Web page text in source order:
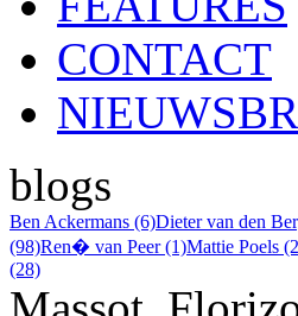
CONTACT
blogs
Ben Ackermans (6)Dieter van den
(98)Ren� van Peer (1)Mattie Poels
(28)